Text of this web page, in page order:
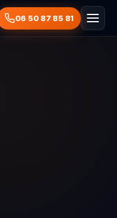
06 50 87 85 81